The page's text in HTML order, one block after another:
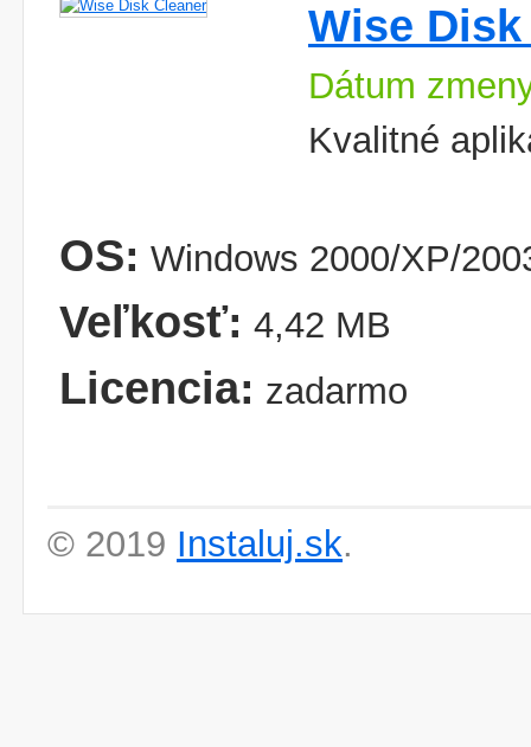
Wise
Dátum
Kvalitné
OS: Windows 2000/XP/
Veľkosť: 4,42 MB
Licencia: zadarmo
© 2019 Instaluj.sk.